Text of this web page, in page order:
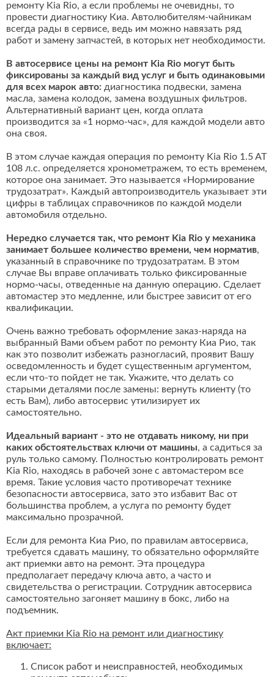
ремонту Kia Rio, а если проблемы не очевидны, то
провести диагностику Киа. Автолюбителям-чайникам
всегда рады в сервисе, ведь им можно навязать ряд
работ и замену запчастей, в которых нет необходимости.
В автосервисе цены на ремонт Kia Rio могут быть
фиксированы за каждый вид услуг и быть одинаковыми
для всех марок авто: диагностика подвески, замена
масла, замена колодок, замена воздушных фильтров.
Альтернативный вариант цен, когда оплата
производится за «1 нормо-час», для каждой модели авто
она своя.
В этом случае каждая операция по ремонту Kia Rio 1.5 AT
108 л.с. определяется хронометражем, то есть временем,
которое она занимает. Это называется «Нормирование
трудозатрат». Каждый автопроизводитель указывает эти
цифры в таблицах справочников по каждой модели
автомобиля отдельно.
Нередко случается так, что ремонт Kia Rio у механика
занимает большее количество времени, чем норматив,
указанный в справочнике по трудозатратам. В этом
случае Вы вправе оплачивать только фиксированные
нормо-часы, отведенные на данную операцию. Сделает
автомастер это медленне, или быстрее зависит от его
квалификации.
Очень важно требовать оформление заказ-наряда на
выбранный Вами объем работ по ремонту Киа Рио, так
как это позволит избежать разногласий, проявит Вашу
осведомленность и будет существенным аргументом,
если что-то пойдет не так. Укажите, что делать со
старыми деталями после замены: вернуть клиенту (то
есть Вам), либо автосервис утилизирует их
самостоятельно.
Идеальный вариант - это не отдавать никому, ни при
каких обстоятельствах ключи от машины, а садиться за
руль только самому. Полностью контролировать ремонт
Kia Rio, находясь в рабочей зоне с автомастером все
время. Такие условия часто противоречат технике
безопасности автосервиса, зато это избавит Вас от
большинства проблем, а услуга по ремонту будет
максимально прозрачной.
Если для ремонта Киа Рио, по правилам автосервиса,
требуется сдавать машину, то обязательно оформляйте
акт приемки авто на ремонт. Эта процедура
предполагает передачу ключа авто, а часто и
свидетельства о регистрации. Сотрудник автосервиса
самостоятельно загоняет машину в бокс, либо на
подъемник.
Акт приемки Kia Rio на ремонт или диагностику
включает:
Список работ и неисправностей, необходимых